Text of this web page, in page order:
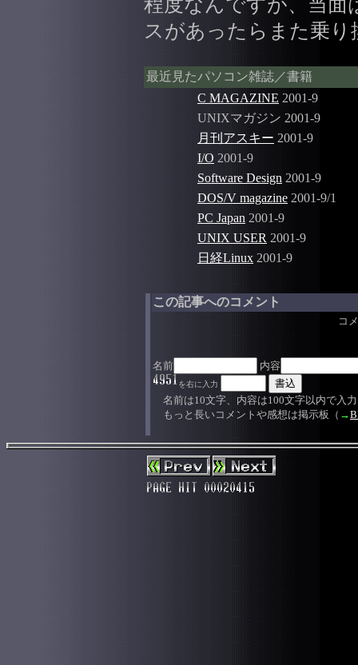
程度なんですが、当面
スがあったらまた乗
最近見たパソコン雑誌／書籍
C MAGAZINE 2001-9
UNIXマガジン 2001-9
月刊アスキー 2001-9
I/O 2001-9
Software Design 2001-9
DOS/V magazine 2001-9/1
PC Japan 2001-9
UNIX USER 2001-9
日経Linux 2001-9
この記事へのコメント
コ
名前 内容
を右に入力
名前は10文字、内容は100文字以内で入
もっと長いコメントや感想は掲示板（ →